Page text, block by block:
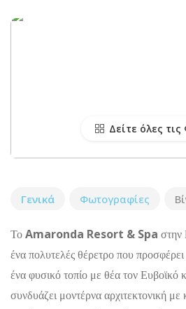
Δείτε όλες
Γενικά Φωτογραφίες
Το Amaronda Resort & Spa στην
ένα πολυτελές θέρετρο που
ένα φυσικό τοπίο με θέα τον Ευβοϊκό
συνδυάζει μοντέρνα αρχιτεκτονική